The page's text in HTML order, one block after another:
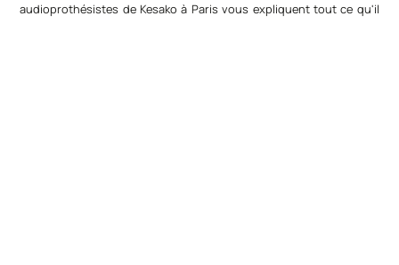
audioprothésistes de Kesako à Paris vous expliquent tout ce qu'il